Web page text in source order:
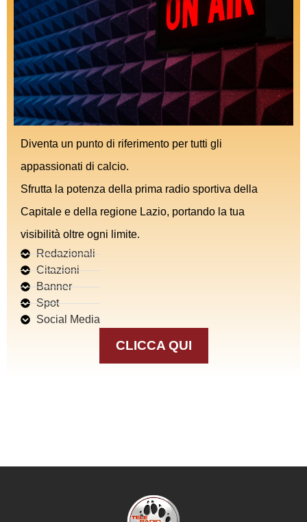
Diventa un punto di riferimento per tutti gli
appassionati di calcio.
Sfrutta la potenza della prima radio sportiva della
Capitale e della regione Lazio, portando la tua
visibilità oltre ogni limite.
Redazionali
Citazioni
Banner
Spot
Social Media
CLICCA QUI